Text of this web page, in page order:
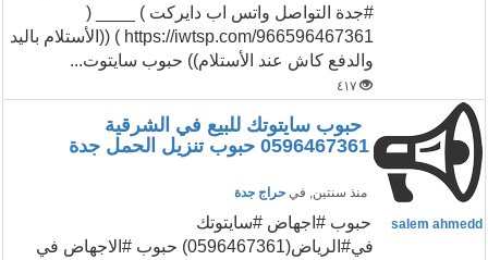
#جدة التواصل واتس اب دايركت ) ____ (
https://iwtsp.com/966596467361 ) ((الأستلام باليد
والدفع كاش عند الأستلام)) حبوب سايتوت...
٤١٧
حبوب سايتوتك للبيع في الشرقية
0596467361 حبوب تنزيل الحمل جدة
منذ سنتين, في حراج جدة
salem ahmedd
حبوب #اجهاض #سايتوتك
في#الرياض(0596467361) حبوب #الاجهاض في